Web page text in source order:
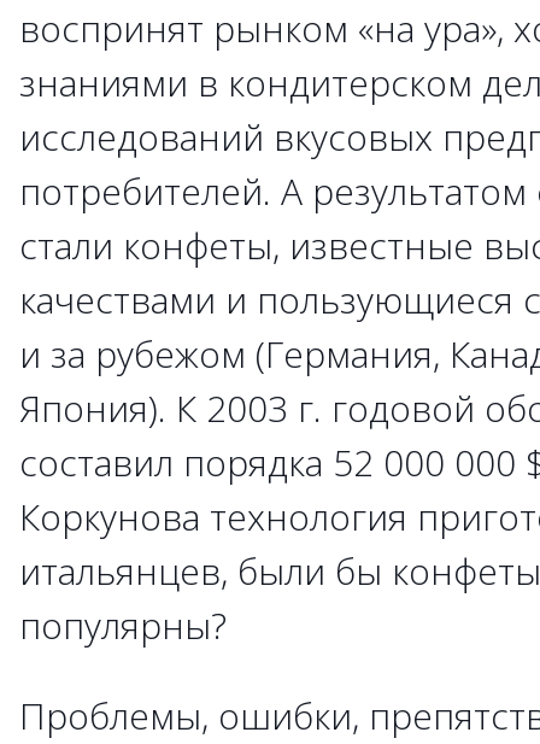
воспринят рынком «на ура»,
знаниями в кондитерском
исследований вкусовых
потребителей. А
стали конфеты, известные
качествами и пользующиеся
и за рубежом (Германия,
Япония). К 2003 г. годовой
составил порядка 52 000 000
Коркунова технология
итальянцев, были бы
популярны?
Проблемы, ошибки,